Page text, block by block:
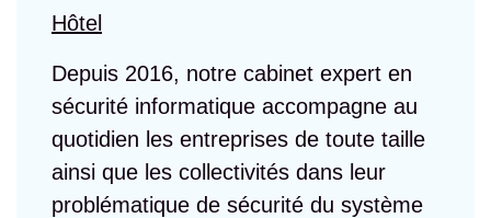
Hôtel
Depuis 2016, notre cabinet expert en
sécurité informatique accompagne au
quotidien les entreprises de toute taille
ainsi que les collectivités dans leur
problématique de sécurité du système